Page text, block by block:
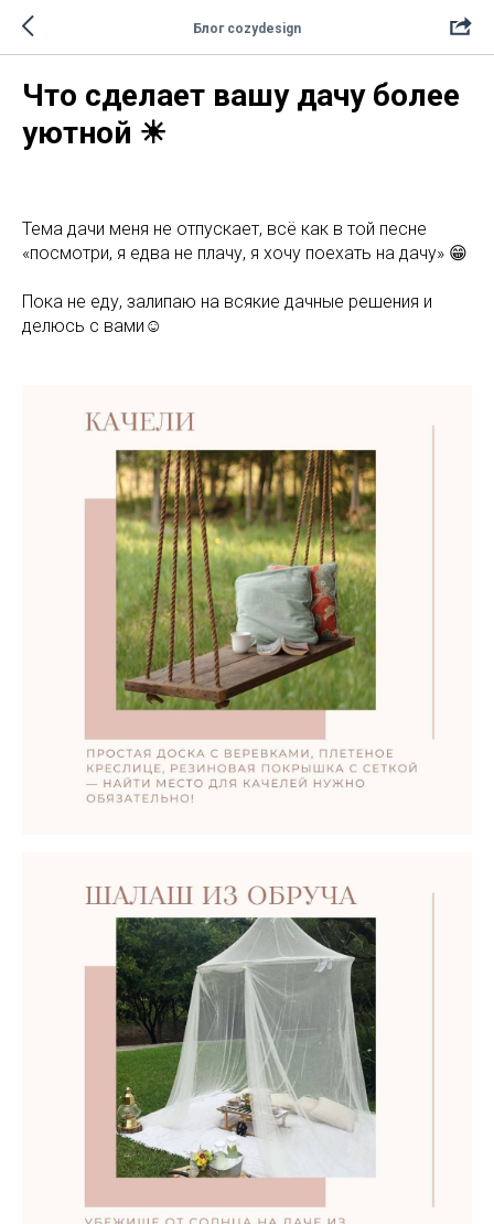
Блог cozydesign
Что сделает вашу дачу более
уютной ☀
Тема дачи меня не отпускает, всё как в той песне
«посмотри, я едва не плачу, я хочу поехать на дачу» 😁
Пока не еду, залипаю на всякие дачные решения и
делюсь с вами☺